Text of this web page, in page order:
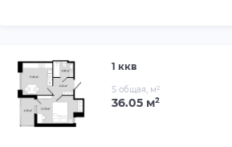
1 ккв
S общая, м²
36.05 м²